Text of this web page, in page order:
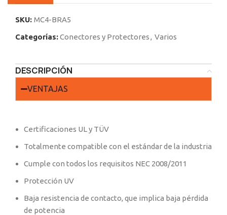
SKU: MC4-BRA5
Categorías:Conectores y Protectores, Varios
DESCRIPCIÓN
VENTAJAS
Certificaciones UL y TÜV
Totalmente compatible con el estándar de la industria
Cumple con todos los requisitos NEC 2008/2011
Protección UV
Baja resistencia de contacto, que implica baja pérdida
de potencia